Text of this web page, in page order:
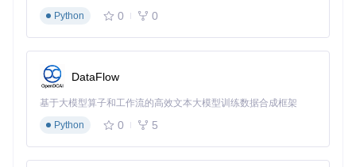
检查Node.js版本是否符合项目要求（建议v14+）
思考点：为什么环境验证如此重要？因为扩展开发需要依赖框
架的基础功能，如果基础环境有问题，后续开发会遇到各种难
以预料的错误。
扩展组件开发步骤
置文件、核心逻辑文件和测试文件。以消息处理扩展为例：
创建扩展目录src/extensions/message-processor
Python
0 0
DataFlow
基于大模型算子和工作流的高效文本大模型训练数据合成框架
Python
0 5